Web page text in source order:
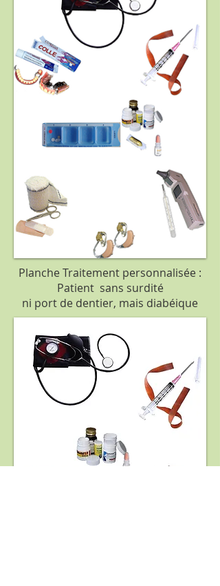
Planche de base :
Traitement
Planche Traitement personnalisée :
Patient sans surdité
ni port de dentier, mais diabéique